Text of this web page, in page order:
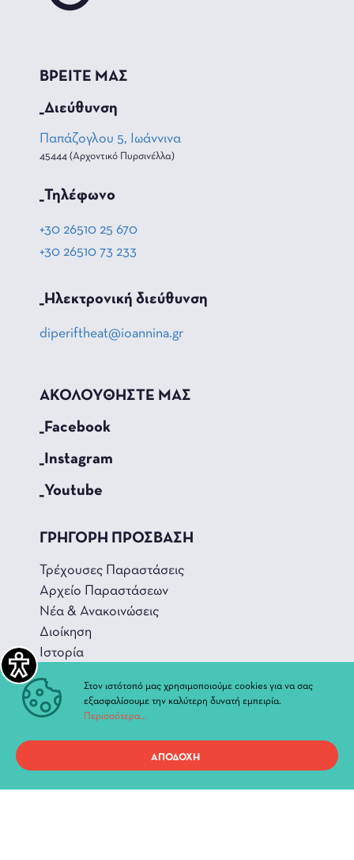
ΒΡΕΙΤΕ ΜΑΣ
_Διεύθυνση
Παπάζογλου 5, Ιωάννινα
45444 (Αρχοντικό Πυρσινέλλα)
_Τηλέφωνο
+30 26510 25 670
+30 26510 73 233
_Hλεκτρονική διεύθυνση
diperiftheat@ioannina.gr
ΑΚΟΛΟΥΘΗΣΤΕ ΜΑΣ
_Facebook
_Instagram
_Youtube
ΓΡΗΓΟΡΗ ΠΡΟΣΒΑΣΗ
Τρέχουσες Παραστάσεις
Αρχείο Παραστάσεων
Νέα & Ανακοινώσεις
Διοίκηση
Ιστορία
Προσωπικά Δεδομένα
Στον ιστότοπό μας χρησιμοποιούμε cookies για να σας
εξασφαλίσουμε την καλύτερη δυνατή εμπειρία.
Περισσότερα...
ΑΠΟΔΟΧΗ